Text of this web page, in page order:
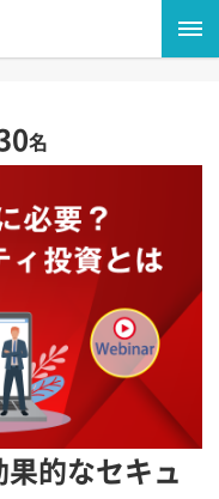
名
的なセキュ